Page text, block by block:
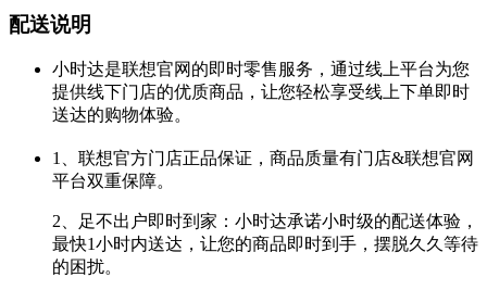
配送说明
小时达是联想官网的即时零售服务，通过线上平台为您
提供线下门店的优质商品，让您轻松享受线上下单即时
送达的购物体验。
1、联想官方门店正品保证，商品质量有门店&联想官网
平台双重保障。
2、足不出户即时到家：小时达承诺小时级的配送体验，
最快1小时内送达，让您的商品即时到手，摆脱久久等待
的困扰。